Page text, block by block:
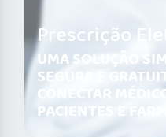
Prescrição
UMA SOLUÇÃO
SEGURA E
CONECTAR
PACIENTES E